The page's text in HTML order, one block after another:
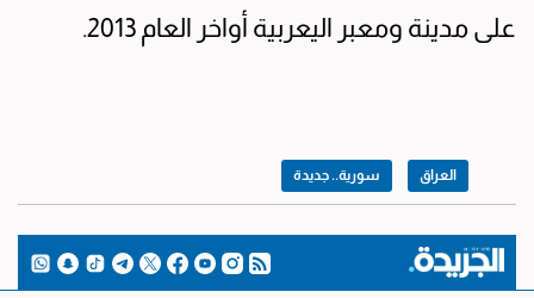
على مدينة ومعبر اليعربية أواخر العام 2013.
العراق سورية.. جديدة